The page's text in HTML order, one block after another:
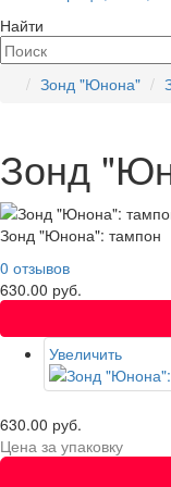
Найти
Зонд "Юнона"
Зонд
Зонд "Юнона": тампон
0 отзывов
630.00 руб.
Увеличить
630.00 руб.
Цена за упаковку